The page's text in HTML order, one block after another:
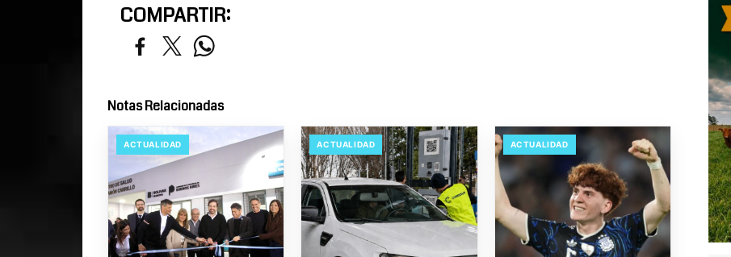
COMPARTIR:
Notas Relacionadas
ACTUALIDAD ACTUALIDAD ACTUALIDAD